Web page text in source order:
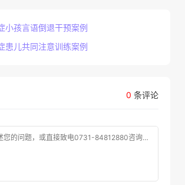
小孩言语倒退干预案例
患儿共同注意训练案例
0 条评论